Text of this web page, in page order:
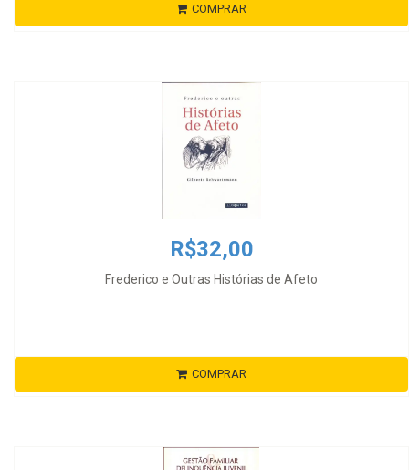
COMPRAR
R$32,00
Frederico e Outras Histórias de Afeto
COMPRAR